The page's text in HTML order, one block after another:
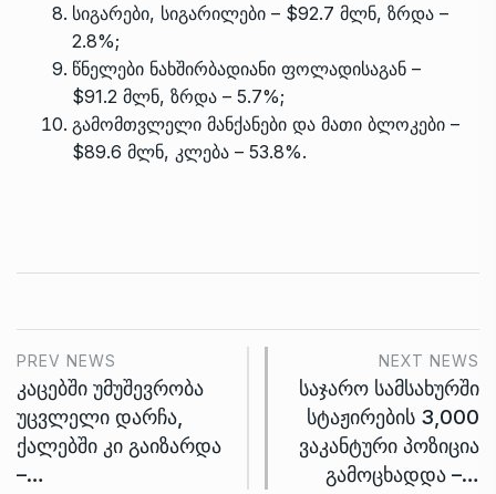
სიგარები, სიგარილები – $92.7 მლნ, ზრდა –
2.8%;
წნელები ნახშირბადიანი ფოლადისაგან –
$91.2 მლნ, ზრდა – 5.7%;
გამომთვლელი მანქანები და მათი ბლოკები –
$89.6 მლნ, კლება – 53.8%.
PREV NEWS
კაცებში უმუშევრობა
უცვლელი დარჩა,
ქალებში კი გაიზარდა
–…
NEXT NEWS
საჯარო სამსახურში
სტაჟირების 3,000
ვაკანტური პოზიცია
გამოცხადდა –…